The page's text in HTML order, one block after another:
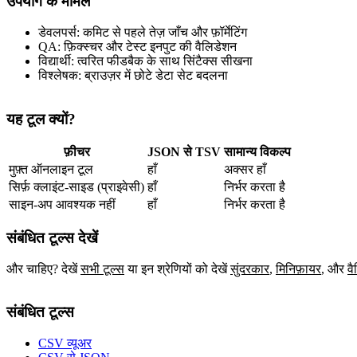
डेवलपर्स: कमिट से पहले तेज़ जाँच और फ़ॉर्मेटिंग
QA: फ़िक्स्चर और टेस्ट इनपुट की वैलिडेशन
विद्यार्थी: त्वरित फीडबैक के साथ सिंटैक्स सीखना
विश्लेषक: ब्राउज़र में छोटे डेटा सेट बदलना
यह टूल क्यों?
फ़ीचर JSON से TSV सामान्य विकल्प
मुफ़्त ऑनलाइन टूल
हाँ
अक्सर हाँ
सिर्फ़ क्लाइंट‑साइड (प्राइवेसी) हाँ
निर्भर करता है
साइन‑अप आवश्यक नहीं
हाँ निर्भर करता है
संबंधित टूल्स देखें
और चाहिए? देखें सभी टूल्स या इन श्रेणियों को देखें सुंदरकार,मिनिफ़ायर, और
संबंधित टूल्स
CSV व्यूअर